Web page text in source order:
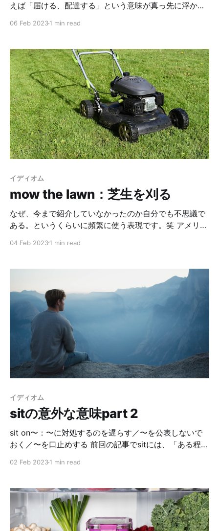
えば「届ける、配達する」という意味が真っ先に浮かぶ
娠していた時。ドクターとの会話で何回も出てきまし
た。動詞／名詞としての例文を載せておくね。 You can
deliver the baby however you want. あなたの希望の方
法で、赤ちゃんを産めるわよ。 You are going to stay
two nights at the hospital after the delivery. 出産後２
日間、病院にいる事になるからね。 使い方で注意が必要
なのが、このdeliver a babyは第三者の視点から使いま
す。説明しにくいんだけども。笑
06 Feb 20231 min read
イディオム
mow the lawn：芝生を刈る
なぜ、今まで紹介していなかったのか自分でも不思議で
ある。というくらいに頻繁に使う表現です。笑 アメリカ
エリアによるけども。）以前は都会のアパートに住んで
とんどありませんでした。 が、コロナで郊外に庭付きの
家に引っ越してから、めちゃくちゃこの表現を使いま
す。芝生ってね、（特に夏は）２週間に１回くらい刈ら
ないといけないんだよ！意外とめんどくさいのです。 こ
の表現と併せて覚えておきたいのが、芝刈り機。lawn
mowerと言います。ほぼ同じやん！！！笑 庭が広い家
の人は、耕運機のような運転できる芝刈り機を持ってた
り、外注している人もいます。うちは写真のような電動
手押しのやつですが。芝刈りは夏休みの子供のアルバイ
トとしても人気（？）です。 芝刈り機がどれほどアメリ
れがこちら。 芝刈り機のシャボン玉製造機。この
Youtubeビデオで紹介している商品がベストらしいで
載せて
04 Feb 20231 min read
イディオム
sitの意外な意味part 2
sit on〜：〜に対処するのを遅らす／〜を公表しないで
おく／〜を口止めする 前回の記事でsitには、「ある程度
on something)⭐️ 2つの意味があります。 ①「〜に対処
するのを遅らす」 The company has been sitting on
my application for weeks. その会社は、私の応募用紙
を何週間も放置している。 I sat on making this
02 Feb 20231 min read